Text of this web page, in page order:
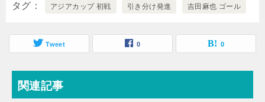
タグ アジアカップ 初戦 引き分け発進 吉田麻也 ゴール
Tweet 0 0
関連記事